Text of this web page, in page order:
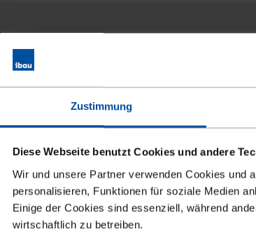
Zustimmung
Diese Webseite benutzt Cookies und andere
Wir und unsere Partner verwenden Cookies und
personalisieren, Funktionen für soziale Medien
Einige der Cookies sind essenziell, während
wirtschaftlich zu betreiben.
– DAS